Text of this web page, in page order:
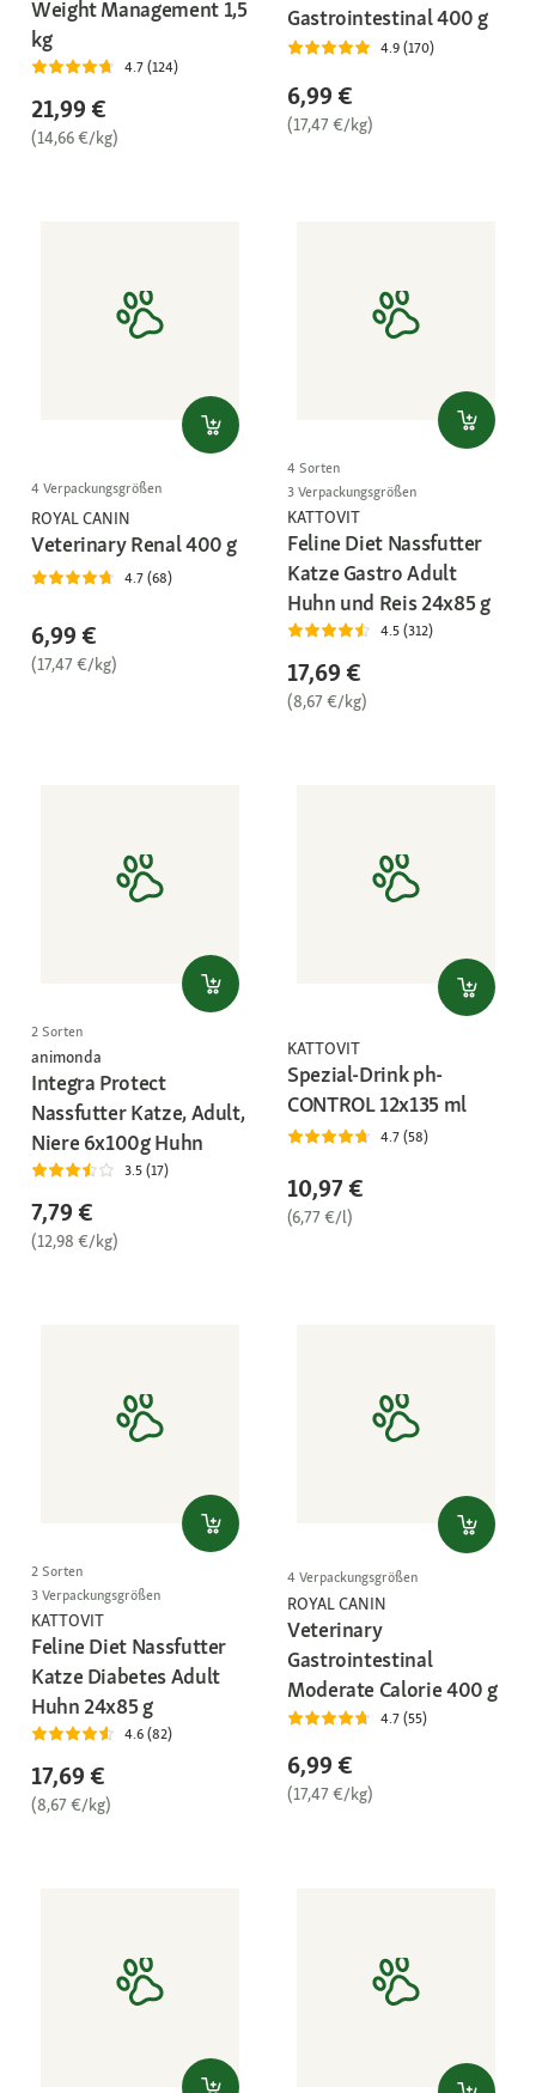
Weight Management 1,5
kg
4.7 (124)
21,99 €
(14,66 €/kg)
Gastrointestinal 400 g
4.9 (170)
6,99 €
(17,47 €/kg)
4 Verpackungsgrößen
ROYAL CANIN
Veterinary Renal 400 g
4.7 (68)
6,99 €
(17,47 €/kg)
4 Sorten
3 Verpackungsgrößen
KATTOVIT
Feline Diet Nassfutter
Katze Gastro Adult
Huhn und Reis 24x85 g
4.5 (312)
17,69 €
(8,67 €/kg)
2 Sorten
animonda
Integra Protect
Nassfutter Katze, Adult,
Niere 6x100g Huhn
3.5 (17)
7,79 €
(12,98 €/kg)
KATTOVIT
Spezial-Drink ph-
CONTROL 12x135 ml
4.7 (58)
10,97 €
(6,77 €/l)
2 Sorten
3 Verpackungsgrößen
KATTOVIT
Feline Diet Nassfutter
Katze Diabetes Adult
Huhn 24x85 g
4.6 (82)
17,69 €
(8,67 €/kg)
4 Verpackungsgrößen
ROYAL CANIN
Veterinary
Gastrointestinal
Moderate Calorie 400 g
4.7 (55)
6,99 €
(17,47 €/kg)